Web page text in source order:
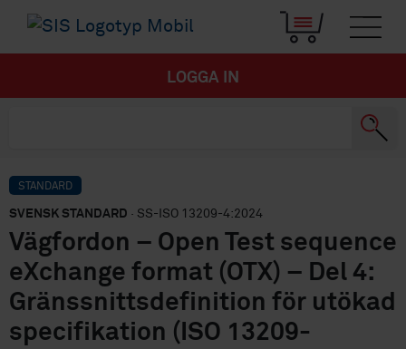
LOGGA IN
STANDARD
SVENSK STANDARD · SS-ISO 13209-4:2024
Vägfordon – Open Test sequence
eXchange format (OTX) – Del 4:
Gränssnittsdefinition för utökad
specifikation (ISO 13209-